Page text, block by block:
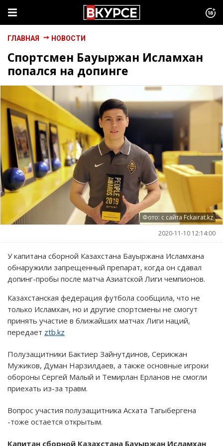
ГЛАВНАЯ НОВОСТИ
Спортсмен Бауыржан Исламхан
попался на допинге
Фото: с сайта Fckairat.kz
2020-11-10 12:14:00
У капитана сборной Казахстана Бауыржана Исламхана
обнаружили запрещенный препарат, когда он сдавал
допинг-пробы после матча Азиатской Лиги чемпионов.
Казахстанская федерация футбола сообщила, что не
только Исламхан, но и другие спортсмены не смогут
принять участие в ближайших матчах Лиги наций,
передает ztb.kz
Полузащитники Бактиер Зайнутдинов, Серикжан
Мужиков, Думан Нарзилдаев, а также основные игроки
обороны Сергей Малый и Темирлан Ерланов не смогли
приехать из-за травм.
Вопрос участия полузащитника Асхата Тагыбергена
-тоже остается открытым.
Капитан сборной Казахстана Бауыржан Исламхан